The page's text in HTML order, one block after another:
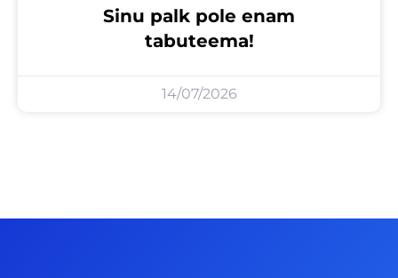
Sinu palk pole enam
tabuteema!
14/07/2026